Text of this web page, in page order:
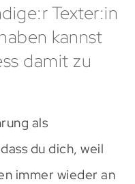
Texter:in
kannst
damit zu
als
du dich, weil
immer wieder an